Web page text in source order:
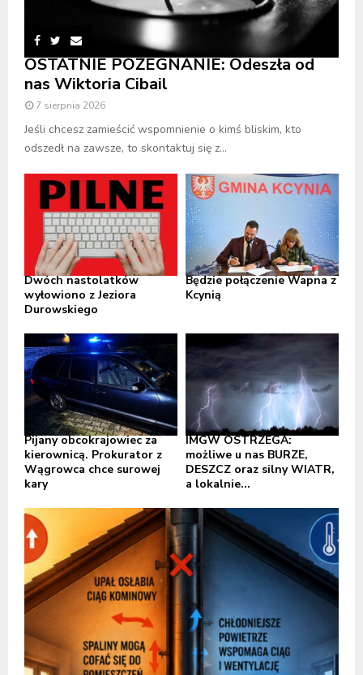
OSTATNIE POŻEGNANIE: Odeszła od
nas Wiktoria Cibail
7 sierpnia 2026
Jeśli chcesz zamieścić wspomnienie o kimś bliskim, kto
odszedł na zawsze, to skontaktuj się z...
Dwóch nastolatków
wyłowiono z Jeziora
Durowskiego
Będzie połączenie Wapna z
Kcynią
Pijany obcokrajowiec za
kierownicą. Prokurator z
Wągrowca chce surowej
kary
IMGW OSTRZEGA:
możliwe u nas BURZE,
DESZCZ oraz silny WIATR,
a lokalnie...